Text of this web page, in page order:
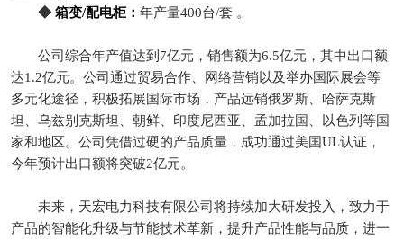
◆ 箱变/配电柜： 年产量400台/套 。
公司综合年产值达到7亿元，销售额为6.5亿元，其中出口额
达1.2亿元。公司通过贸易合作、网络营销以及举办国际展会等
多元化途径，积极拓展国际市场，产品远销俄罗斯、哈萨克斯
坦、乌兹别克斯坦、朝鲜、印度尼西亚、孟加拉国、以色列等国
家和地区。公司凭借过硬的产品质量，成功通过美国UL认证，
今年预计出口额将突破2亿元。
未来，天宏电力科技有限公司将持续加大研发投入，致力于
产品的智能化升级与节能技术革新，提升产品性能与品质，进一